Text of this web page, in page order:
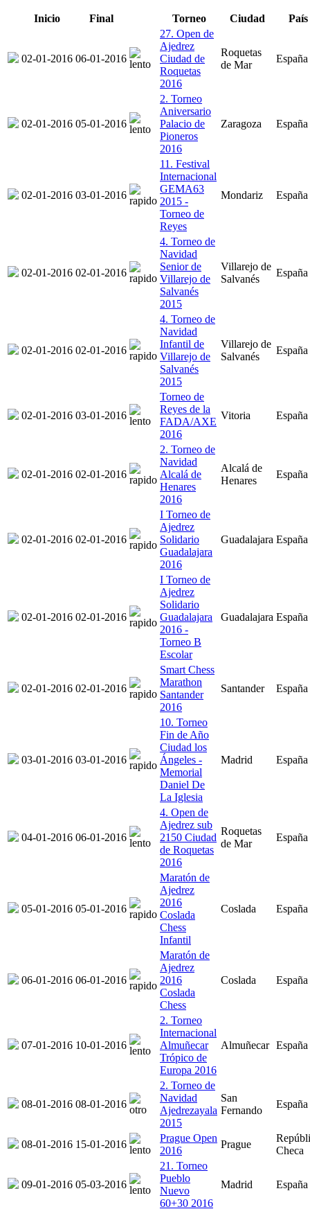
Inicio Final Torneo Ciudad País
02-01-2016 06-01-2016
27. Open de
Ajedrez
Ciudad de
Roquetas
2016
Roquetas
de Mar
España
02-01-2016 05-01-2016
2. Torneo
Aniversario
Palacio de
Pioneros
2016
Zaragoza España
02-01-2016 03-01-2016
11. Festival
Internacional
GEMA63
2015 -
Torneo de
Reyes
Mondariz España
02-01-2016 02-01-2016
4. Torneo de
Navidad
Senior de
Villarejo de
Salvanés
2015
Villarejo de
Salvanés
España
02-01-2016 02-01-2016
4. Torneo de
Navidad
Infantil de
Villarejo de
Salvanés
2015
Villarejo de
Salvanés
España
02-01-2016 03-01-2016
Torneo de
Reyes de la
FADA/AXE
2016
Vitoria España
02-01-2016 02-01-2016
2. Torneo de
Navidad
Alcalá de
Henares
2016
Alcalá de
Henares
España
02-01-2016 02-01-2016
I Torneo de
Ajedrez
Solidario
Guadalajara
2016
Guadalajara España
02-01-2016 02-01-2016
I Torneo de
Ajedrez
Solidario
Guadalajara
2016 -
Torneo B
Escolar
Guadalajara España
02-01-2016 02-01-2016
Smart Chess
Marathon
Santander
2016
Santander España
03-01-2016 03-01-2016
10. Torneo
Fin de Año
Ciudad los
Ángeles -
Memorial
Daniel De
La Iglesia
Madrid España
04-01-2016 06-01-2016
4. Open de
Ajedrez sub
2150 Ciudad
de Roquetas
2016
Roquetas
de Mar
España
05-01-2016 05-01-2016
Maratón de
Ajedrez
2016
Coslada
Chess
Infantil
Coslada España
06-01-2016 06-01-2016
Maratón de
Ajedrez
2016
Coslada
Chess
Coslada España
07-01-2016 10-01-2016
2. Torneo
Internacional
Almuñecar
Trópico de
Europa 2016
Almuñecar España
08-01-2016 08-01-2016
2. Torneo de
Navidad
Ajedrezayala
2015
San
Fernando
España
08-01-2016 15-01-2016
Prague Open
2016
Prague
Checa
09-01-2016 05-03-2016
21. Torneo
Pueblo
Nuevo
60+30 2016
Madrid España